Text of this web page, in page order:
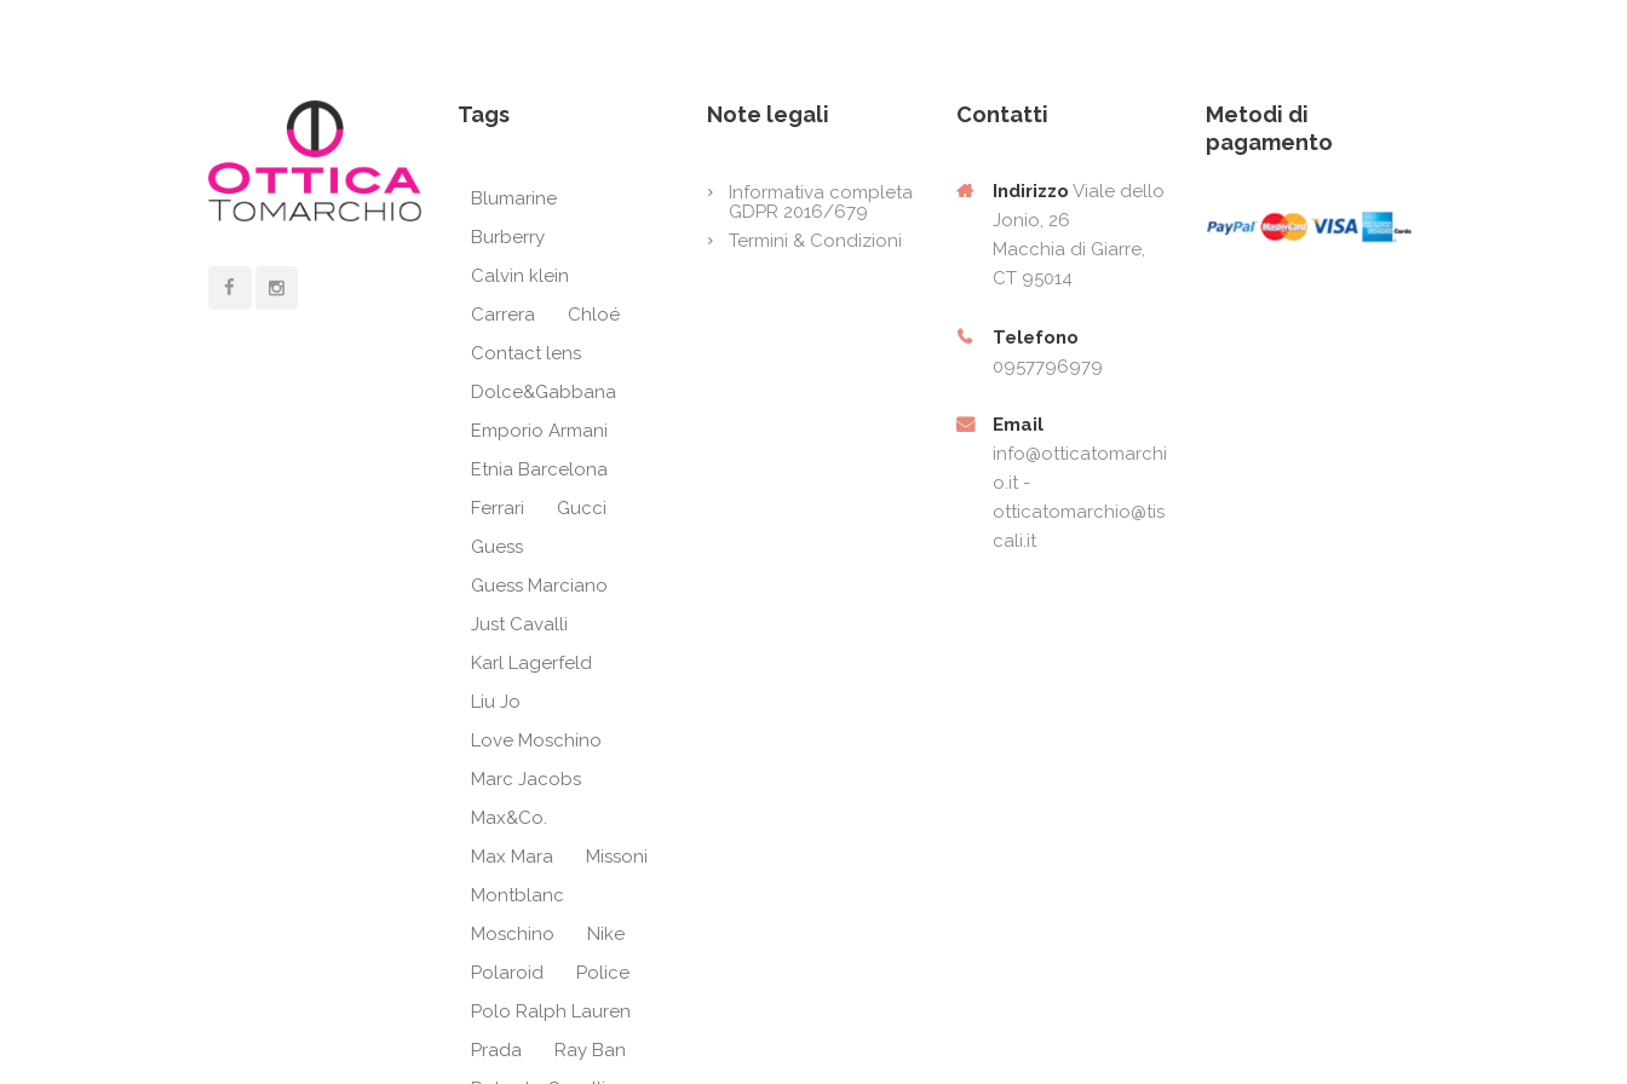
Tags
Blumarine
Burberry
Calvin klein
Carrera
Chloé
Contact lens
Dolce&Gabbana
Emporio Armani
Etnia Barcelona
Ferrari
Gucci
Guess
Guess Marciano
Just Cavalli
Karl Lagerfeld
Liu Jo
Love Moschino
Marc Jacobs
Max&Co.
Max Mara
Missoni
Montblanc
Moschino
Nike
Polaroid
Police
Polo Ralph Lauren
Prada
Ray Ban
Note legali
Informativa completa
GDPR 2016/679
Termini & Condizioni
Contatti
Indirizzo Viale dello
Jonio, 26
Macchia di Giarre,
CT 95014
Telefono
0957796979
Email
info@otticatomarchi
o.it -
otticatomarchio@tis
cali.it
Metodi di
pagamento